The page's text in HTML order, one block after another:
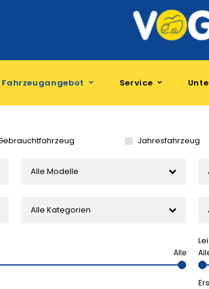
Fahrzeugangebot Service
Jahresfahrzeug
Alle Modelle
Alle Kategorien